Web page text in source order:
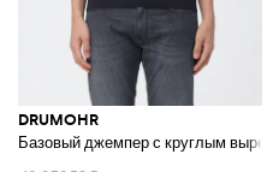
DRUMOHR
Базовый джемпер с круглым